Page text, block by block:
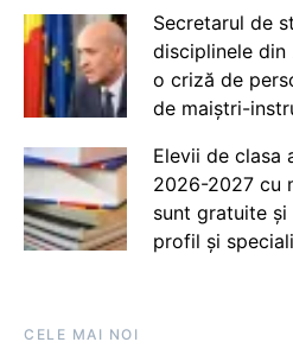
Secretarul de
disciplinele din
o criză de
de maiștri-
Elevii de clasa
2026-2027 cu
sunt gratuite
profil și
CELE MAI NOI